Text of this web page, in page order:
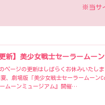
※当サ
更新】美少女戦士セーラーム
ページの更新はしばらくお休みいたし
、劇場版「美少女戦士セーラームーン
ムーンミュージアム』開催…